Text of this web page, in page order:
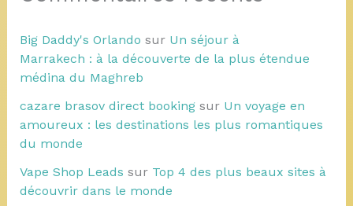
Big Daddy's Orlando sur Un séjour à
Marrakech : à la découverte de la plus étendue
médina du Maghreb
cazare brasov direct bookingsur Un voyage en
amoureux : les destinations les plus romantiques
du monde
Vape Shop Leads sur Top 4 des plus beaux sites à
découvrir dans le monde